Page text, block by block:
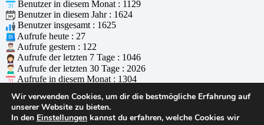
Benutzer in diesem Monat : 1129
Benutzer in diesem Jahr : 1624
Benutzer insgesamt : 1625
Aufrufe heute : 27
Aufrufe gestern : 122
Aufrufe der letzten 7 Tage : 1046
Aufrufe der letzten 30 Tage : 2026
Aufrufe in diesem Monat : 1304
Aufrufe insgesamt : 2027
Wer ist online : 2
Unterstützt durchWPS Visitor Counter
Wir verwenden Cookies, um dir die bestmögliche Erfahrung auf
unserer Website zu bieten.
In den Einstellungen kannst du erfahren, welche Cookies wir